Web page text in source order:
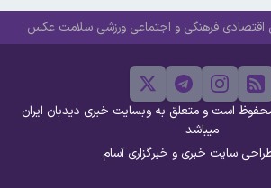
اقتصادی فرهنگی و اجتماعی ورزشی سلامت عکس
است و متعلق به وبسایت خبری دیدبان ایران
میباشد
سایت خبری و خبرگزاری آسام